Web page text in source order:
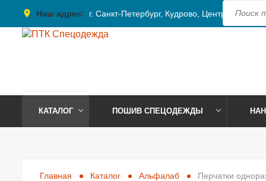
place Наш адрес: г. Санкт-Петербург, Кудрово, Центральная,
КАТАЛОГ ПОШИВ СПЕЦОДЕЖДЫ
Главная Каталог Альфалаб Перчатки